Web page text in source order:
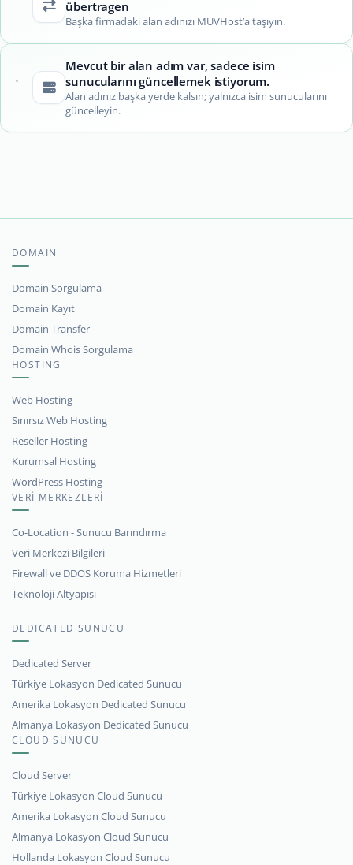
übertragen
Başka firmadaki alan adınızı MUVHost’a taşıyın.
Mevcut bir alan adım var, sadece isim
sunucularını güncellemek istiyorum.
Alan adınız başka yerde kalsın; yalnızca isim sunucularını
güncelleyin.
DOMAIN
Domain Sorgulama
Domain Kayıt
Domain Transfer
Domain Whois Sorgulama
HOSTING
Web Hosting
Sınırsız Web Hosting
Reseller Hosting
Kurumsal Hosting
WordPress Hosting
VERİ MERKEZLERİ
Co-Location - Sunucu Barındırma
Veri Merkezi Bilgileri
Firewall ve DDOS Koruma Hizmetleri
Teknoloji Altyapısı
DEDICATED SUNUCU
Dedicated Server
Türkiye Lokasyon Dedicated Sunucu
Amerika Lokasyon Dedicated Sunucu
Almanya Lokasyon Dedicated Sunucu
CLOUD SUNUCU
Cloud Server
Türkiye Lokasyon Cloud Sunucu
Amerika Lokasyon Cloud Sunucu
Almanya Lokasyon Cloud Sunucu
Hollanda Lokasyon Cloud Sunucu